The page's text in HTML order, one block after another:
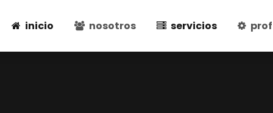
inicio nosotros servicios